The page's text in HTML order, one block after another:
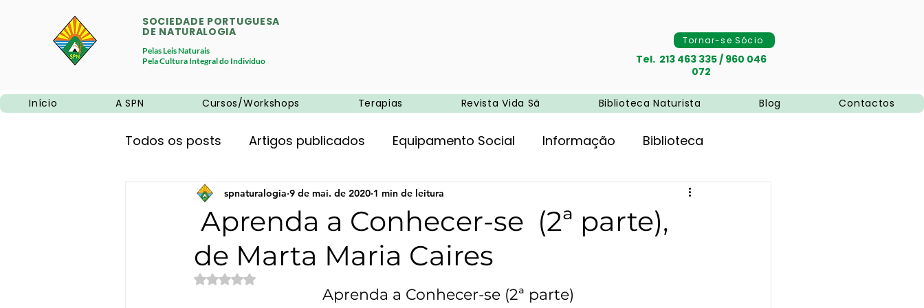
Tornar-se Sócio
Tel. 213 463 335 / 960 046
072
Pelas Leis Naturais
Pela Cultura Integral do Indivíduo
SOCIEDADE PORTUGUESA
DE NATURALOGIA
Início A SPN Cursos/Workshops Terapias Revista Vida Sã Biblioteca Naturista Blog Contactos
Todos os posts Artigos publicados Equipamento Social Informação Biblioteca
Promoções Neurociência Entretenimento
Alimentação natural Ambiente Campismo Medicina e terapias naturais
Aprenda a Conhecer-se (2ª parte),
de Marta Maria Caires
spnaturalogia 9 de mai. de 2020 1 min de leitura
Avaliado com NaN de 5 estrelas.
Aprenda a Conhecer-se (2ª parte)